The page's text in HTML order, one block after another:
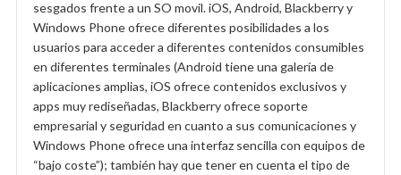
sesgados frente a un SO movil. iOS, Android, Blackberry y
Windows Phone ofrece diferentes posibilidades a los
usuarios para acceder a diferentes contenidos consumibles
en diferentes terminales (Android tiene una galería de
aplicaciones amplias, iOS ofrece contenidos exclusivos y
apps muy rediseñadas, Blackberry ofrece soporte
empresarial y seguridad en cuanto a sus comunicaciones y
Windows Phone ofrece una interfaz sencilla con equipos de
“bajo coste”); también hay que tener en cuenta el tipo de